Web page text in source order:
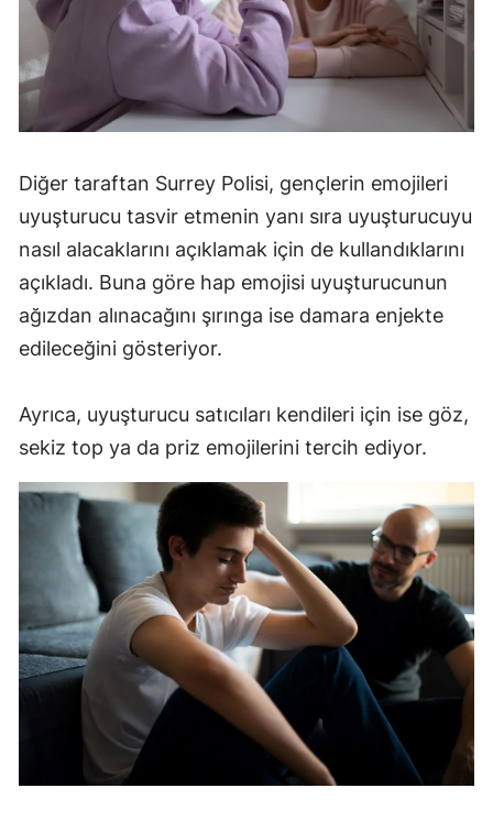
Diğer taraftan Surrey Polisi, gençlerin emojileri
uyuşturucu tasvir etmenin yanı sıra uyuşturucuyu
nasıl alacaklarını açıklamak için de kullandıklarını
açıkladı. Buna göre hap emojisi uyuşturucunun
ağızdan alınacağını şırınga ise damara enjekte
edileceğini gösteriyor.
Ayrıca, uyuşturucu satıcıları kendileri için ise göz,
sekiz top ya da priz emojilerini tercih ediyor.